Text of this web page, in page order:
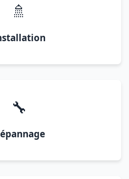
🚿
🔧